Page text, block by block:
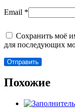
Email *
Сохранить моё
для последующих
Похожие